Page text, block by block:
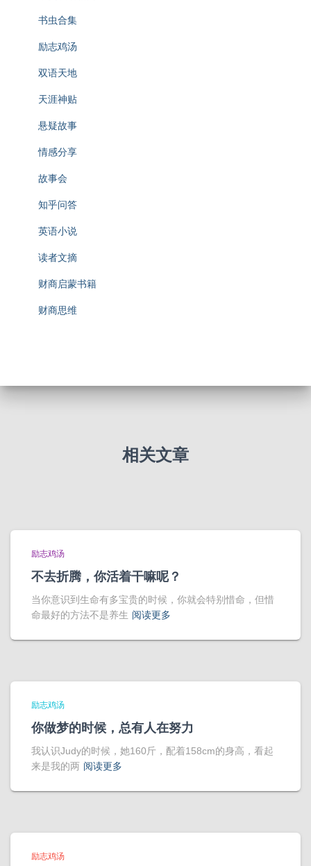
书虫合集
励志鸡汤
双语天地
天涯神贴
悬疑故事
情感分享
故事会
知乎问答
英语小说
读者文摘
财商启蒙书籍
财商思维
相关文章
励志鸡汤
不去折腾，你活着干嘛呢？
当你意识到生命有多宝贵的时候，你就会特别惜命，但惜
命最好的方法不是养生 阅读更多
励志鸡汤
你做梦的时候，总有人在努力
我认识Judy的时候，她160斤，配着158cm的身高，看起
来是我的两 阅读更多
励志鸡汤